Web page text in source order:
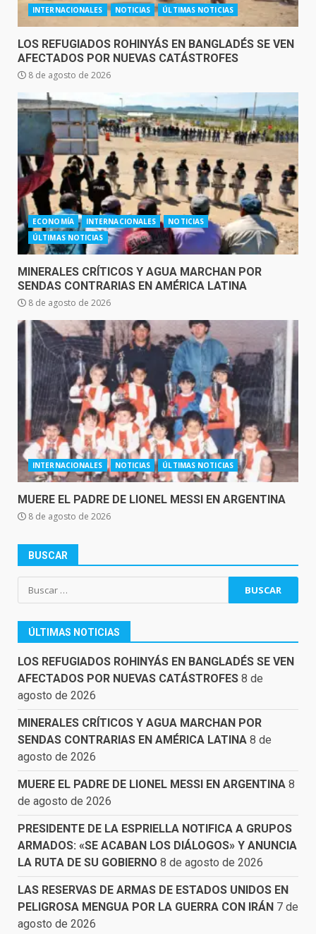
INTERNACIONALES NOTICIAS ÚLTIMAS NOTICIAS
LOS REFUGIADOS ROHINYÁS EN BANGLADÉS SE VEN
AFECTADOS POR NUEVAS CATÁSTROFES
8 de agosto de 2026
ECONOMÍA INTERNACIONALES
NOTICIAS
ÚLTIMAS NOTICIAS
MINERALES CRÍTICOS Y AGUA MARCHAN POR
SENDAS CONTRARIAS EN AMÉRICA LATINA
8 de agosto de 2026
INTERNACIONALES NOTICIAS ÚLTIMAS NOTICIAS
MUERE EL PADRE DE LIONEL MESSI EN ARGENTINA
8 de agosto de 2026
BUSCAR
Buscar:
ÚLTIMAS NOTICIAS
LOS REFUGIADOS ROHINYÁS EN BANGLADÉS SE VEN
AFECTADOS POR NUEVAS CATÁSTROFES 8 de
agosto de 2026
MINERALES CRÍTICOS Y AGUA MARCHAN POR
SENDAS CONTRARIAS EN AMÉRICA LATINA 8 de
agosto de 2026
MUERE EL PADRE DE LIONEL MESSI EN ARGENTINA 8
de agosto de 2026
PRESIDENTE DE LA ESPRIELLA NOTIFICA A GRUPOS
ARMADOS: «SE ACABAN LOS DIÁLOGOS» Y ANUNCIA
LA RUTA DE SU GOBIERNO 8 de agosto de 2026
LAS RESERVAS DE ARMAS DE ESTADOS UNIDOS EN
PELIGROSA MENGUA POR LA GUERRA CON IRÁN 7 de
agosto de 2026